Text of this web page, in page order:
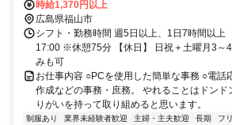
－門司) 松永駅 車 8分 ◆ 山陽新幹線 新尾道駅
時給1,370円以上
広島県福山市
シフト・勤務時間 週5日以上、1日7時間以上
17:00 ※休憩75分 【休日】 日祝＋土曜月3～
みも可
お仕事内容 ○PCを使用した簡単な事務 ○電話
作成などの事務・庶務。 やれることはドンド
りがいを持って取り組めると思います。
制服あり 業界未経験者歓迎 主婦・主夫歓迎 長期
フ